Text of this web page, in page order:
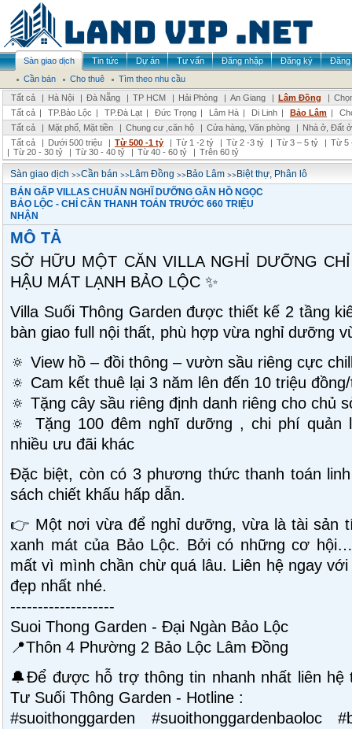
Sàn giao dịch Tin tức Dự án Tư vấn Đăng nhập Đăng ký
Đăng
Cần bán
Cho thuê
Tìm theo nhu cầu
Tất cả
| Hà Nội | Đà Nẵng | TP HCM | Hải Phòng | An Giang | Lâm Đồng |
Tất cả | TP.Bảo Lộc | TP.Đà Lạt | Đức Trọng | Lâm Hà | Di Linh | Bảo Lâm |
Tất cả
| Mặt phố, Mặt tiền | Chung cư ,căn hộ | Cửa hàng, Văn phòng | Nhà ở, Đất ở
Tất cả
| Dưới 500 triệu | Từ 500 -1 tỷ | Từ 1 -2 tỷ | Từ 2 -3 tỷ | Từ 3 – 5 tỷ | Từ 5
| Từ 20 - 30 tỷ | Từ 30 - 40 tỷ | Từ 40 - 60 tỷ | Trên 60 tỷ
Sàn giao dịch >>Cần bán >>Lâm Đồng >>Bảo Lâm >>Biệt thự, Phân lô
BÁN GẤP VILLAS CHUẨN NGHĨ DƯỠNG GẦN HỒ NGỌC
BẢO LỘC - CHỈ CẦN THANH TOÁN TRƯỚC 660 TRIỆU
NHẬN
MÔ TẢ
SỞ HỮU MỘT CĂN VILLA NGHỈ DƯỠNG
HẬU MÁT LẠNH BẢO LỘC ✨
Villa Suối Thông Garden được thiết kế 2 tầng
bàn giao full nội thất, phù hợp vừa nghỉ dưỡng
🔅 View hồ – đồi thông – vườn sầu riêng cực
🔅 Cam kết thuê lại 3 năm lên đến 10 triệu
🔅 Tặng cây sầu riêng định danh riêng cho chủ
🔅 Tặng 100 đêm nghĩ dưỡng , chi phí
nhiều ưu đãi khác
Đặc biệt, còn có 3 phương thức thanh toán
sách chiết khấu hấp dẫn.
👉 Một nơi vừa để nghỉ dưỡng, vừa là tài sản
xanh mát của Bảo Lộc. Bởi có những cơ
mất vì mình chần chừ quá lâu. Liên hệ ngay
đẹp nhất nhé.
-------------------
Suoi Thong Garden - Đại Ngàn Bảo Lộc
📍Thôn 4 Phường 2 Bảo Lộc Lâm Đồng
🔔Để được hỗ trợ thông tin nhanh nhất liên hệ
Tư Suối Thông Garden - Hotline :
#suoithonggarden #suoithonggardenbaoloc